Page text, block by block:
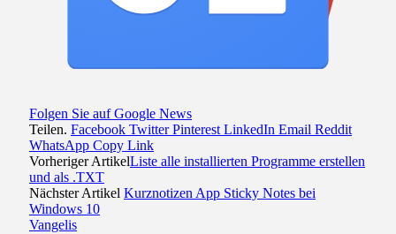
Folgen Sie auf Google News
Teilen. Facebook Twitter Pinterest LinkedIn Email Reddit
WhatsApp Copy Link
Vorheriger ArtikelListe alle installierten Programme erstellen
und als .TXT
Nächster Artikel Kurznotizen App Sticky Notes bei
Windows 10
Vangelis